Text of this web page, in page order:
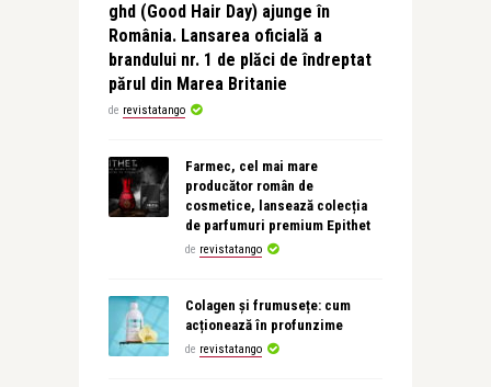
ghd (Good Hair Day) ajunge în
România. Lansarea oficială a
brandului nr. 1 de plăci de îndreptat
părul din Marea Britanie
de revistatango
Farmec, cel mai mare
producător român de
cosmetice, lansează colecția
de parfumuri premium Epithet
de revistatango
Colagen și frumusețe: cum
acționează în profunzime
de revistatango